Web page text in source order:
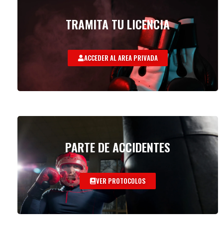
TRAMITA TU LICENCIA
ACCEDER AL AREA PRIVADA
PARTE DE ACCIDENTES
VER PROTOCOLOS